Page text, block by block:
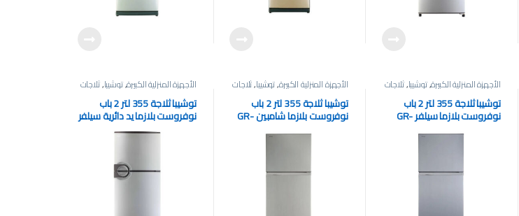
الأجهزة المنزلية الكبيرة,توشيبا,ثلاجات
توشيبا ثلاجة 355 لتر 2 باب
نوفروست بلازما سيلفر GR-
EF40P-T-S
الأجهزة المنزلية الكبيرة,توشيبا,ثلاجات
توشيبا ثلاجة 355 لتر 2 باب
نوفروست بلازما شامبين GR-
EF40P-T-C
الأجهزة المنزلية الكبيرة,توشيبا,ثلاجات
توشيبا ثلاجة 355 لتر 2 باب
نوفروست بلازما يد دائرية سيلفر
GR-EF40P-J-S